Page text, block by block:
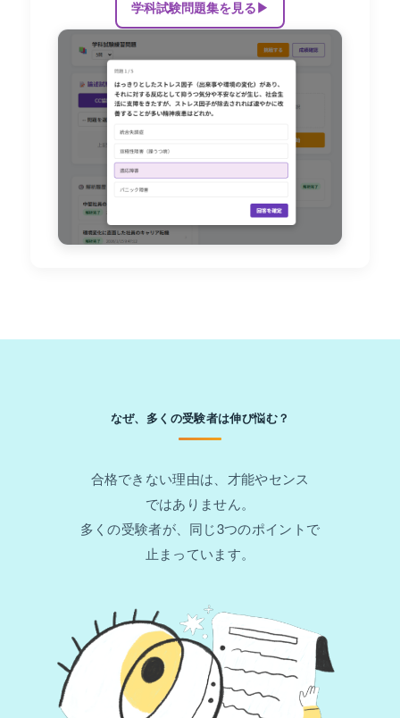
学科試験問題集を見る▶
なぜ、多くの受験者は伸び悩む？
合格できない理由は、才能やセンス
ではありません。
多くの受験者が、同じ3つのポイントで
止まっています。